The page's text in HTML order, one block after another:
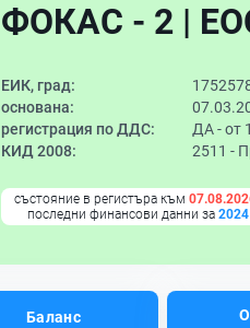
ФОКАС - 2 |
ЕИК, град:
основана:
регистрация по ДДС:
ДА - от
КИД 2008:
2511 -
състояние в регистъра към
последни финансови данни за 2024
Баланс